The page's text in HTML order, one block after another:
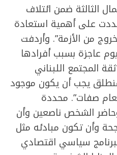
الثالثة ضمن ائتلاف
على أهمية استعادة
من الأزمة”. وأردفت
عاجزة بسبب أفرادها
المجتمع اللبناني
يجب أن يكون موجود
صفات”. محددة
الشخص ناصعين وأن
وأن تكون مبادئه مثل
سياسي اقتصادي